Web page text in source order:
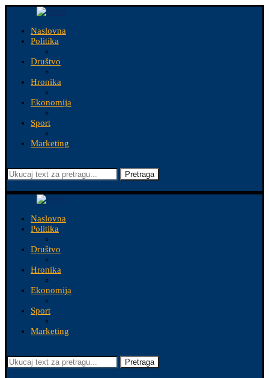
Naslovna
Politika
Društvo
Hronika
Ekonomija
Sport
Marketing
Pretraga
Naslovna
Politika
Društvo
Hronika
Ekonomija
Sport
Marketing
Pretraga